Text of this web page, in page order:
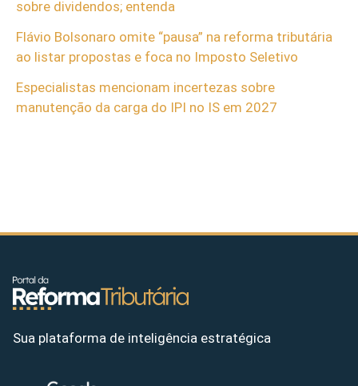
sobre dividendos; entenda
Flávio Bolsonaro omite “pausa” na reforma tributária
ao listar propostas e foca no Imposto Seletivo
Especialistas mencionam incertezas sobre
manutenção da carga do IPI no IS em 2027
Sua plataforma de inteligência estratégica